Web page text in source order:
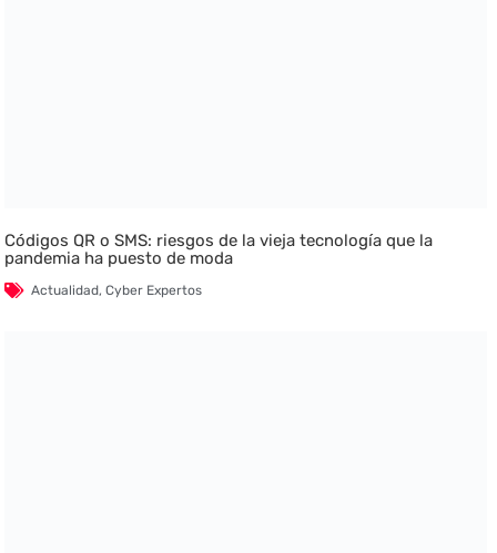
Códigos QR o SMS: riesgos de la vieja tecnología que la
pandemia ha puesto de moda
Actualidad,Cyber Expertos